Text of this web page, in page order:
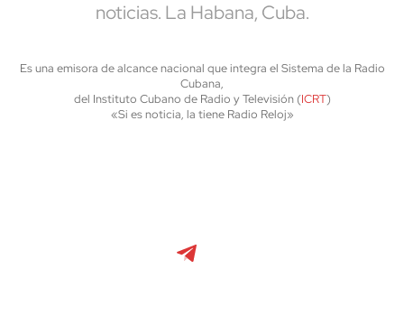
noticias. La Habana, Cuba.
Es una emisora de alcance nacional que integra el Sistema de la Radio
Cubana,
del Instituto Cubano de Radio y Televisión (ICRT)
«Si es noticia, la tiene Radio Reloj»